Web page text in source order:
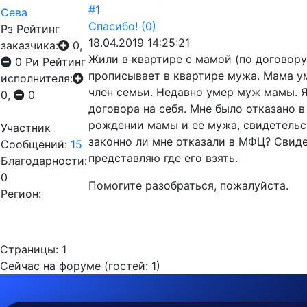
Сева
Рз Рейтинг
заказчика:
0,
0 Ри Рейтинг
исполнителя:
0,
0
Участник
Сообщений: 15
Благодарности:
0
Регион:
#1
Спасибо! (0)
18.04.2019 14:25:21
Жили в квартире с мамой (по
прописывает в квартире мужа. Мама
член семьи. Недавно умер муж мамы.
договора на себя. Мне было отказано
рождении мамы и ее мужа,
законно ли мне отказали в МФЦ?
представляю где его взять.
Помогите разобраться, пожалуйста.
Страницы: 1
Сейчас на форуме (гостей: 1)